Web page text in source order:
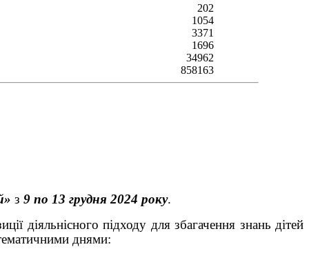
202
1054
3371
1696
34962
858163
з 9 по 13 грудня 2024 року.
діяльнісного підходу для збагачення знань дітей
тематичними днями: